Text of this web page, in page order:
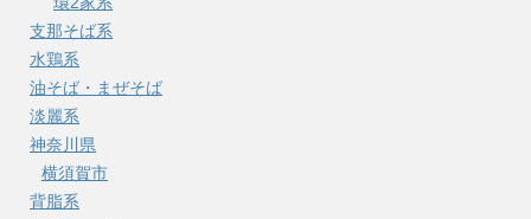
支那そば系
水鶏系
油そば・まぜそば
淡麗系
神奈川県
横須賀市
背脂系